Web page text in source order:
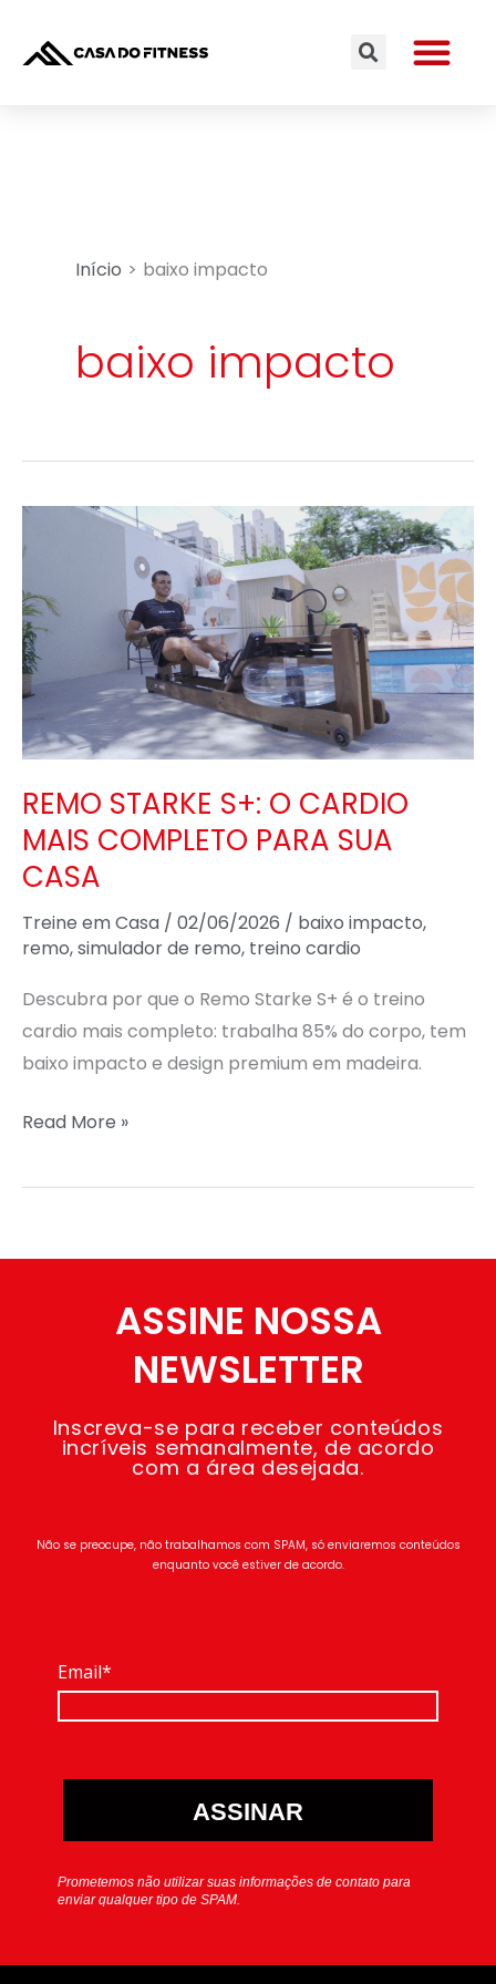
para
Search
Início baixo impacto
baixo impacto
REMO STARKE S+: O CARDIO
MAIS COMPLETO PARA SUA
CASA
Treine em Casa / 02/06/2026 / baixo impacto,
remo,simulador de remo, treino cardio
Descubra por que o Remo Starke S+ é o treino
cardio mais completo: trabalha 85% do corpo, tem
baixo impacto e design premium em madeira.
REMO
STARKE
S+:
O
CARDIO
MAIS
COMPLETO
PARA
CASA
Read More »
ASSINE NOSSA
NEWSLETTER
Inscreva-se para receber conteúdos
incríveis semanalmente, de acordo
com a área desejada.
Não se preocupe, não trabalhamos com SPAM, só enviaremos conteúdos
enquanto você estiver de acordo.
Email*
ASSINAR
Prometemos não utilizar suas informações de contato para
enviar qualquer tipo de SPAM.